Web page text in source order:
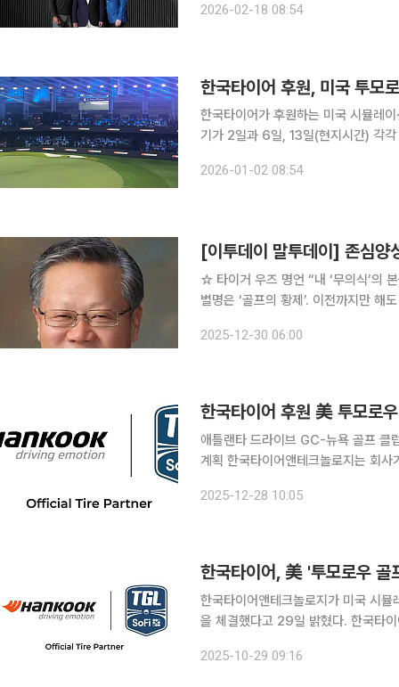
2026-02-18 08:54
한국타이어 후원, 미국 투모
한국타이어가 후원하는 미국 시뮬레
기가 2일과 6일, 13일(현지시간) 각
앞선 개막전에서 경기장 내 전광판과
2026-01-02 08:54
[이투데이 말투데이] 존심
☆ 타이거 우즈 명언 “내 ‘무의식’의 본능은 한 번도 내게 거짓말을 한 적이 없다.” 미국 골프 선수.
별명은 ‘골프의 황제’. 이전까지만 해
지배했다. 1986년부터 집계된 세계
2025-12-30 06:00
한국타이어 후원 美 투모로
애틀랜타 드라이브 GC-뉴욕 골프 클
계획 한국타이어앤테크놀로지는 회사가 후원하는 미국 시뮬레이션 골프 리그 ‘투모로우 골프 리그
자 마이크 맥칼리, 프로 골퍼 타이거
2025-12-28 10:05
한국타이어, 美 '투모로우 골
한국타이어앤테크놀로지가 미국 시
을 체결했다고 29일 밝혔다. 한국타
거 우즈, 로리 맥길로이가 공동 창립
2025-10-29 09:16